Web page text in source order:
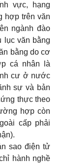
vực, hạng
hợp trên văn
ngành đào
lục văn bằng
bằng do cơ
cá nhân là
cư ở nước
sự và bản
thực theo
hợp còn
cấp phải
sao điện tử
hành nghề